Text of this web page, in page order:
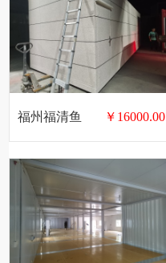
福州福清鱼
溪停车库房
集装箱
￥16000.00